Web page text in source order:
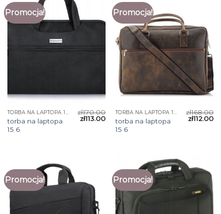
Promocja!
TORBA NA LAPTOPA 15 6
torba na laptopa
15 6
zł170.00
zł113.00
Promocja!
TORBA NA LAPTOPA 15 6
torba na laptopa
15 6
zł168.00
zł112.00
Promocja! Promocja!